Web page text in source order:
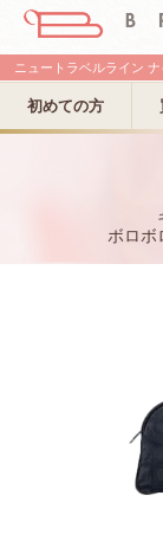
初めての方
ボロボ